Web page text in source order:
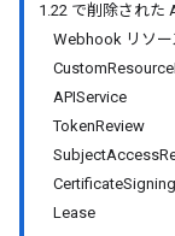
1.22 で削除された
Webhook リソー
APIService
TokenReview
Lease